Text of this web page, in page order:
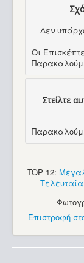
Δεν
Οι
Στείλτε
TOP 12:
Επιστροφή